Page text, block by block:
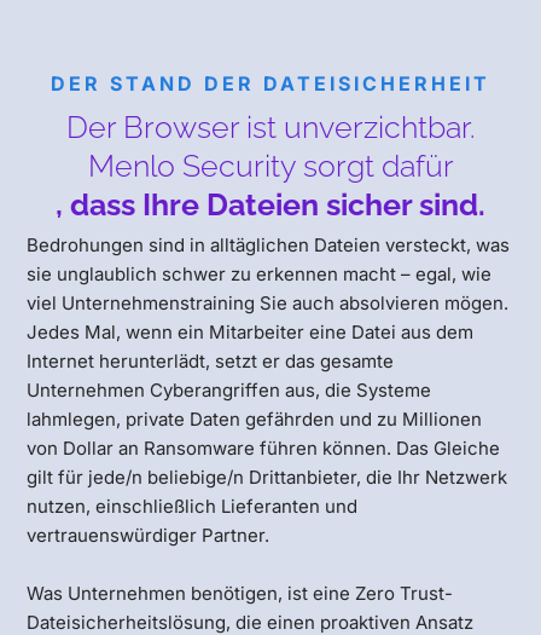
DER STAND DER DATEISICHERHEIT
Der Browser ist unverzichtbar.
Menlo Security sorgt dafür
, dass Ihre Dateien sicher sind.
Bedrohungen sind in alltäglichen Dateien versteckt, was
sie unglaublich schwer zu erkennen macht – egal, wie
viel Unternehmenstraining Sie auch absolvieren mögen.
Jedes Mal, wenn ein Mitarbeiter eine Datei aus dem
Internet herunterlädt, setzt er das gesamte
Unternehmen Cyberangriffen aus, die Systeme
lahmlegen, private Daten gefährden und zu Millionen
von Dollar an Ransomware führen können. Das Gleiche
gilt für jede/n beliebige/n Drittanbieter, die Ihr Netzwerk
nutzen, einschließlich Lieferanten und
vertrauenswürdiger Partner.
Was Unternehmen benötigen, ist eine Zero Trust-
Dateisicherheitslösung, die einen proaktiven Ansatz